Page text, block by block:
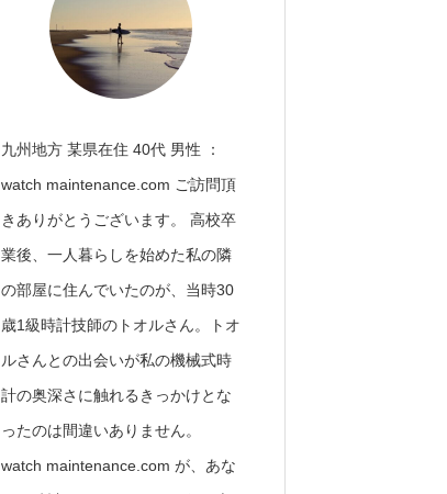
九州地方 某県在住 40代 男性 ：
watch maintenance.com ご訪問頂
きありがとうございます。 高校卒
業後、一人暮らしを始めた私の隣
の部屋に住んでいたのが、当時30
歳1級時計技師のトオルさん。トオ
ルさんとの出会いが私の機械式時
計の奥深さに触れるきっかけとな
ったのは間違いありません。
watch maintenance.com が、あな